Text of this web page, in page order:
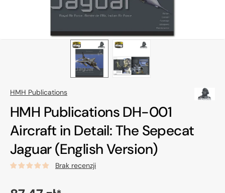
HMH Publications
HMH Publications DH-001
Aircraft in Detail: The Sepecat
Jaguar (English Version)
Brak recenzji